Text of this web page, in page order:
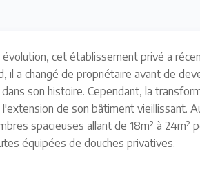
cet établissement privé a
il a changé de propriétaire avant de
son histoire. Cependant, la
de son bâtiment vieillissant.
spacieuses allant de 18m² à 24m²
équipées de douches privatives.